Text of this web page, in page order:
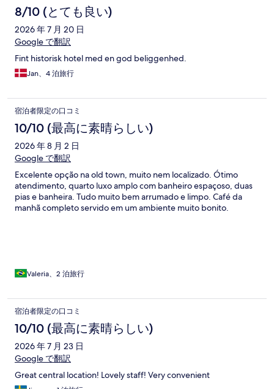
8/10 (とても良い)
2026 年 7 月 20 日
Google で翻訳
Fint historisk hotel med en god beliggenhed.
Jan、4 泊旅行
宿泊者限定の口コミ
10/10 (最高に素晴らしい)
2026 年 8 月 2 日
Google で翻訳
Excelente opção na old town, muito nem localizado. Ótimo
atendimento, quarto luxo amplo com banheiro espaçoso, duas
pias e banheira. Tudo muito bem arrumado e limpo. Café da
manhã completo servido em um ambiente muito bonito.
Valeria、2 泊旅行
宿泊者限定の口コミ
10/10 (最高に素晴らしい)
2026 年 7 月 23 日
Google で翻訳
Great central location! Lovely staff! Very convenient